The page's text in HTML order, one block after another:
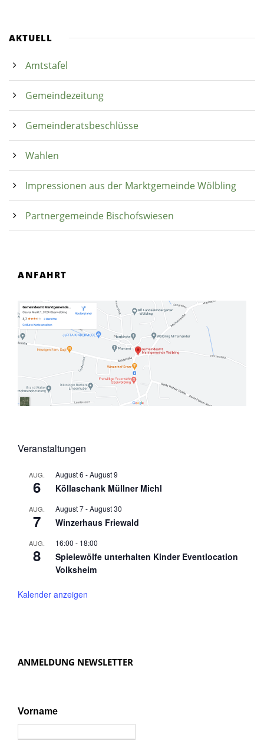
AKTUELL
Amtstafel
Gemeindezeitung
Gemeinderatsbeschlüsse
Wahlen
Impressionen aus der Marktgemeinde Wölbling
Partnergemeinde Bischofswiesen
ANFAHRT
Veranstaltungen
AUG.
6
August 6 -August 9
Köllaschank Müllner Michl
AUG.
7
August 7-August 30
Winzerhaus Friewald
AUG.
8
16:00 - 18:00
Spielewölfe unterhalten Kinder Eventlocation
Volksheim
Kalender anzeigen
ANMELDUNG NEWSLETTER
Vorname